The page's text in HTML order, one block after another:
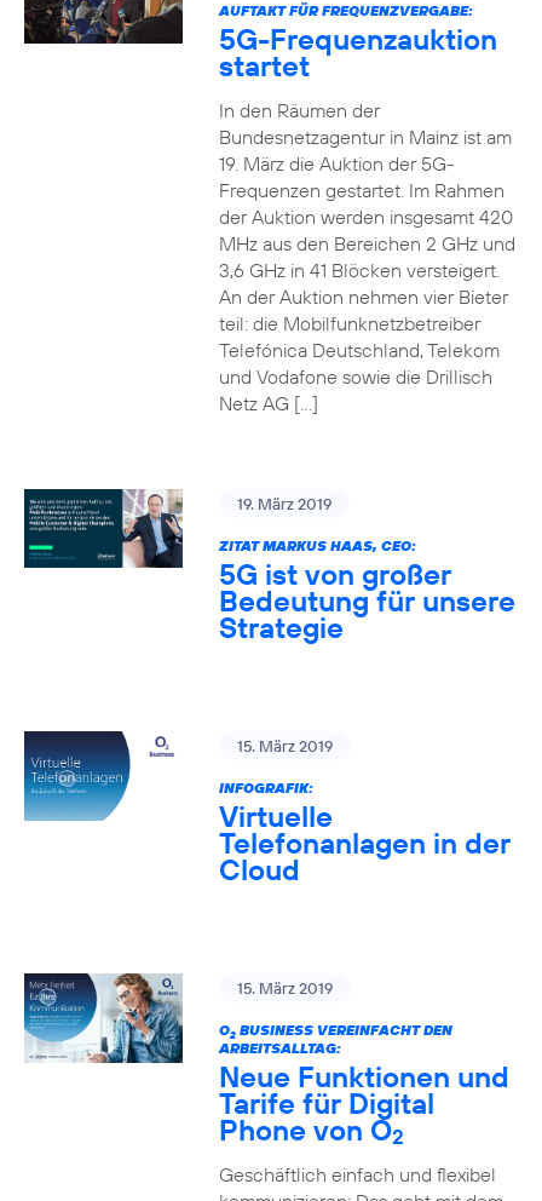
AUFTAKT FÜR FREQUENZVERGABE:
5G-Frequenzauktion
startet
In den Räumen der
Bundesnetzagentur in Mainz ist am
19. März die Auktion der 5G-
Frequenzen gestartet. Im Rahmen
der Auktion werden insgesamt 420
MHz aus den Bereichen 2 GHz und
3,6 GHz in 41 Blöcken versteigert.
An der Auktion nehmen vier Bieter
teil: die Mobilfunknetzbetreiber
Telefónica Deutschland, Telekom
und Vodafone sowie die Drillisch
Netz AG […]
19. März 2019
ZITAT MARKUS HAAS, CEO:
5G ist von großer
Bedeutung für unsere
Strategie
15. März 2019
INFOGRAFIK:
Virtuelle
Telefonanlagen in der
Cloud
15. März 2019
O2BUSINESS VEREINFACHT DEN
ARBEITSALLTAG:
Neue Funktionen und
Tarife für Digital
Phone von O2
Geschäftlich einfach und flexibel